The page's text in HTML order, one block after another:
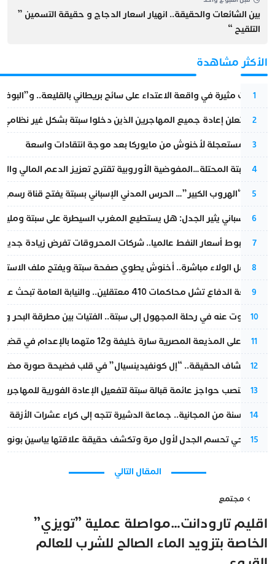
بين الشائعات والحقيقة.. انهيار اسعار الدجاج و حقيقة التسمين ”
التلقيح “
الأكثر مشاهدة
1
تطورات مثيرة في واقعة الاعتداء على سائح بريطاني بالقليعة..
2
إسبانيا تعلن إعادة جميع المهاجرين الذين دخلوا سبتة بشكل غير
3
عودة مستعجلة لأخنوش من مايوركا بعد موجة انتقادات واسعة
4
أزمة سبتة المحتلة…المفوضية الأوروبية تقترح تعزيز الدعم المالي
5
عملية “الهروب الكبير”… الحرس المدني الإسباني بسبتة يفتح قناة
6
تقرير إسباني يثير الجدل: هل يستطيع المغرب السيطرة على سبتة
7
رغم هبوط أسعار النفط عالميا.. شركات المحروقات تفرض زيادة
8
بعد حفل الولاء مباشرة.. أخنوش يطوي صفحة سبتة ويفتح ملف
9
مقاطعة الدفاع تشل محاكمات 410 معتقلين.. والنيابة العامة تبحث عن حل قانوني
10
المسكوت عنه في رحلة المجهول إلى سبتة.. الفتيات بين مطرقة البحر
11
الحكم على المذيعة المصرية سارة خليفة و12 متهما بالإعدام في قضية هزت بلاد الفراعنة
12
بعد انكشاف الحقيقة.. “إل كونفيدينسيال” في قلب فضيحة صورة
13
إسبانيا تنصب حواجز عائمة قبالة سبتة لتفعيل الإعادة الفورية للمهاجرين
14
بعد 13 سنة من المجانية.. جماعة الدشيرة تتجه إلى كراء عشرات الأزقة و”الشوارع”.. هل أصبح المواطن الحل الأسهل لسد عجز المداخيل؟
15
نورا فتحي تحسم الجدل لأول مرة وتكشف حقيقة علاقتها بياسين بونو
المقال التالي
مجتمع
اقليم تارودانت…مواصلة عملية ”تويزي”
الخاصة بتزويد الماء الصالح للشرب للعالم